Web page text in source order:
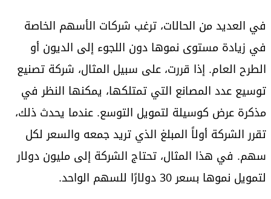
في العديد من الحالات، ترغب شركات الأسهم الخاصة
في زيادة مستوى نموها دون اللجوء إلى الديون أو
الطرح العام. إذا قررت، على سبيل المثال، شركة تصنيع
توسيع عدد المصانع التي تمتلكها، يمكنها النظر في
مذكرة عرض كوسيلة لتمويل التوسع. عندما يحدث ذلك،
تقرر الشركة أولاً المبلغ الذي تريد جمعه والسعر لكل
سهم. في هذا المثال، تحتاج الشركة إلى مليون دولار
لتمويل نموها بسعر 30 دولارًا للسهم الواحد.